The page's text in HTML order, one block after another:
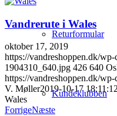
Returformular
Kundeklubben
Vandrerute i Wales
oktober 17, 2019
https://vandreshoppen.dk/
1904310_640.jpg 426 640
https://vandreshoppen.dk/
V. Møller2019-10-17 18:11:12
Wales
ForrigeNæste